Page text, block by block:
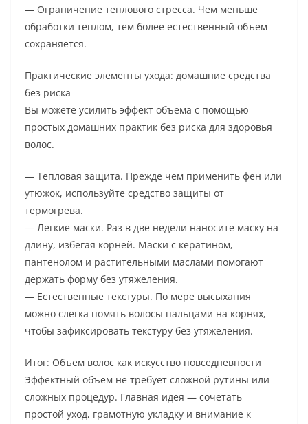
— Ограничение теплового стресса. Чем меньше
обработки теплом, тем более естественный объем
сохраняется.
Практические элементы ухода: домашние средства
без риска
Вы можете усилить эффект объема с помощью
простых домашних практик без риска для здоровья
волос.
— Тепловая защита. Прежде чем применить фен или
утюжок, используйте средство защиты от
термогрева.
— Легкие маски. Раз в две недели наносите маску на
длину, избегая корней. Маски с кератином,
пантенолом и растительными маслами помогают
держать форму без утяжеления.
— Естественные текстуры. По мере высыхания
можно слегка помять волосы пальцами на корнях,
чтобы зафиксировать текстуру без утяжеления.
Итог: Объем волос как искусство повседневности
Эффектный объем не требует сложной рутины или
сложных процедур. Главная идея — сочетать
простой уход, грамотную укладку и внимание к